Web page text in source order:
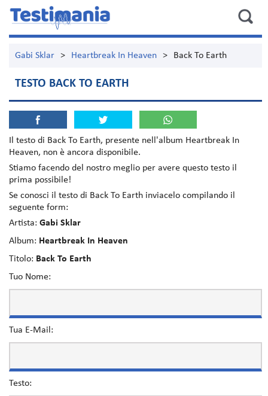
Gabi Sklar > Heartbreak In Heaven > Back To Earth
TESTO BACK TO EARTH
Il testo di Back To Earth, presente nell'album Heartbreak In
Heaven, non è ancora disponibile.
Stiamo facendo del nostro meglio per avere questo testo il
prima possibile!
Se conosci il testo di Back To Earth inviacelo compilando il
seguente form:
Artista: Gabi Sklar
Album: Heartbreak In Heaven
Titolo: Back To Earth
Tuo Nome:
Tua E-Mail:
Testo: